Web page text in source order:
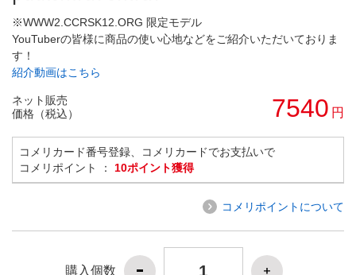
※WWW2.CCRSK12.ORG 限定モデル
YouTuberの皆様に商品の使い心地などをご紹介いただいておりま
す！
紹介動画はこちら
ネット販売
価格（税込）
7540 円
コメリカード番号登録、コメリカードでお支払いで
コメリポイント ： 10ポイント獲得
コメリポイントについて
購入個数